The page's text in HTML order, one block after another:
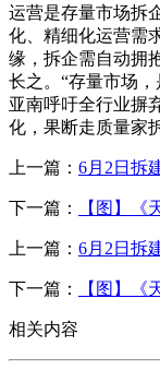
运营是存量市场拆
化、精细化运营需
缘，拆企需自动拥
长之。“存量市场
亚南呼吁全行业摒
化，果断走质量家
上一篇： 6月2日拆
下一篇： 【图】《
上一篇： 6月2日拆
下一篇： 【图】《
相关内容